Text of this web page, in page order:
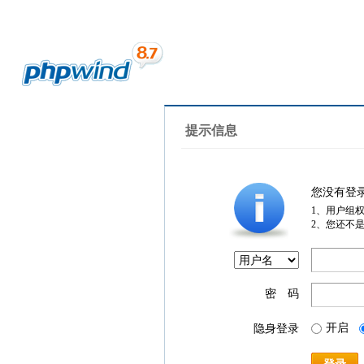
提示信息
您没有登
1、用户组
2、您还不
密 码
隐身登录 开启